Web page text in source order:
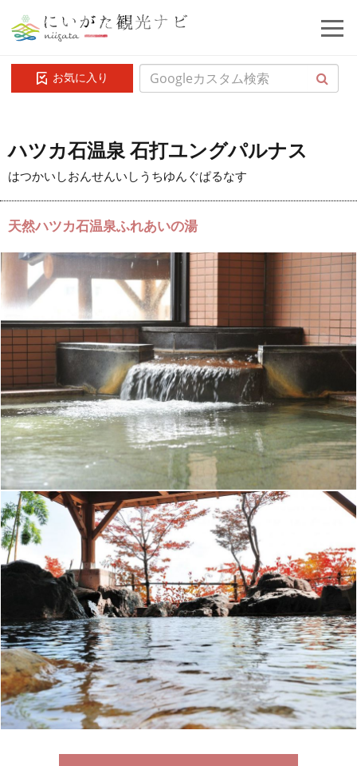
お気に入り
ハツカ石温泉 石打ユングパルナス
はつかいしおんせんいしうちゆんぐぱるなす
天然ハツカ石温泉ふれあいの湯